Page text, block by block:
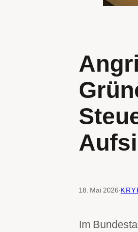
18. Mai 2026·
Im